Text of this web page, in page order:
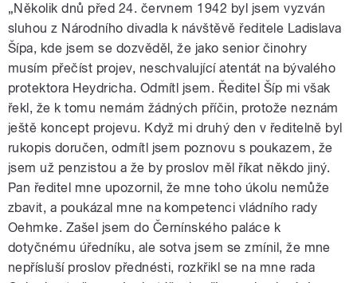
„Několik dnů před 24. červnem 1942 byl jsem vyzván
sluhou z Národního divadla k návštěvě ředitele Ladislava
Šípa, kde jsem se dozvěděl, že jako senior činohry
musím přečíst projev, neschvalující atentát na bývalého
protektora Heydricha. Odmítl jsem. Ředitel Šíp mi však
řekl, že k tomu nemám žádných příčin, protože neznám
ještě koncept projevu. Když mi druhý den v ředitelně byl
rukopis doručen, odmítl jsem poznovu s poukazem, že
jsem už penzistou a že by proslov měl říkat někdo jiný.
Pan ředitel mne upozornil, že mne toho úkolu nemůže
zbavit, a poukázal mne na kompetenci vládního rady
Oehmke. Zašel jsem do Černínského paláce k
dotyčnému úředníku, ale sotva jsem se zmínil, že mne
nepřísluší proslov přednésti, rozkřikl se na mne rada